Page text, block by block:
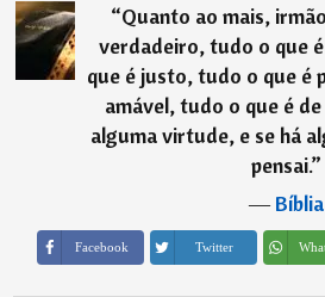
“Quanto ao mais,
verdadeiro, tudo o que
que é justo, tudo o que é
amável, tudo o que é
alguma virtude, e se há
pensai.”
―Bíblia
Facebook Twitter